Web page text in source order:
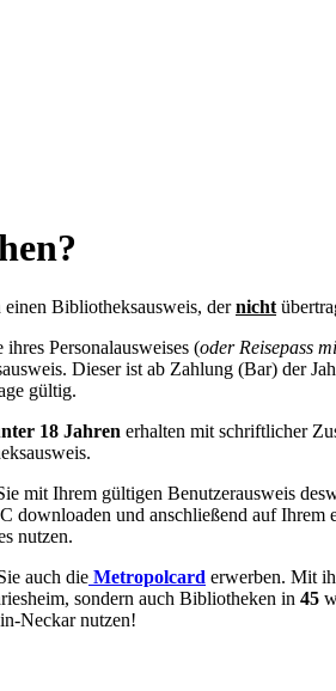
Bibliotheksausweis, dernicht
Personalausweises (oder Reisepass
Dieser ist ab Zahlung (Bar) der
gültig.
18 Jahren erhalten mit schriftlicher
mit Ihrem gültigen Benutzerausweis
downloaden und anschließend auf Ihrem
nutzen.
auch die Metropolcard erwerben. Mit
sondern auch Bibliotheken in 45
Neckar nutzen!